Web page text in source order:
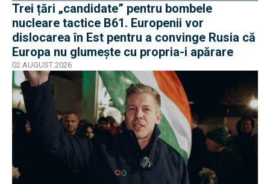
Trei țări „candidate” pentru bombele
nucleare tactice B61. Europenii vor
dislocarea în Est pentru a convinge Rusia că
Europa nu glumește cu propria-i apărare
02 AUGUST 2026